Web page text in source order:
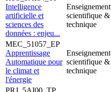
Intelligence
artificielle et
sciences des
données : enjeu...
Enseignement
scientifique &
technique
MEC_51057_EP
Apprentissage
Automatique pour
le climat et
l'énergie
Enseignement
scientifique &
technique
PRJ_5AI00_TP